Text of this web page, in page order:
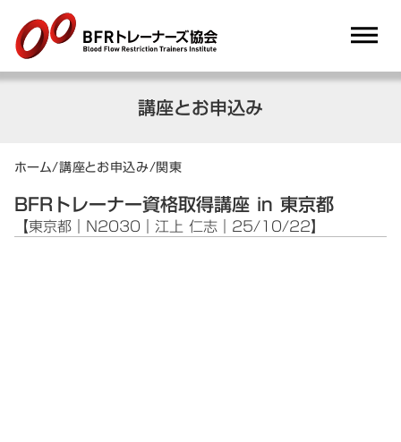
講座とお申込み
ホーム/講座とお申込み/関東
BFRトレーナー資格取得講座 in 東京都
【東京都｜N2030｜江上 仁志｜25/10/22】
dehaze